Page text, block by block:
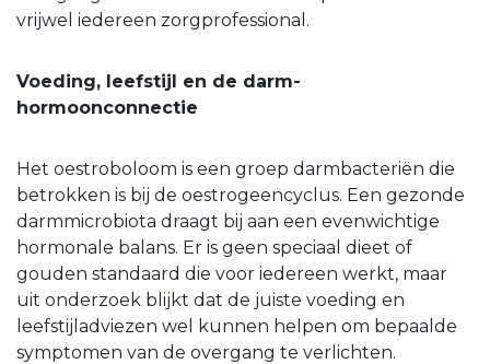
vrijwel iedereen zorgprofessional.
Voeding, leefstijl en de darm-
hormoonconnectie
Het oestroboloom is een groep darmbacteriën die
betrokken is bij de oestrogeencyclus. Een gezonde
darmmicrobiota draagt bij aan een evenwichtige
hormonale balans. Er is geen speciaal dieet of
gouden standaard die voor iedereen werkt, maar
uit onderzoek blijkt dat de juiste voeding en
leefstijladviezen wel kunnen helpen om bepaalde
symptomen van de overgang te verlichten.